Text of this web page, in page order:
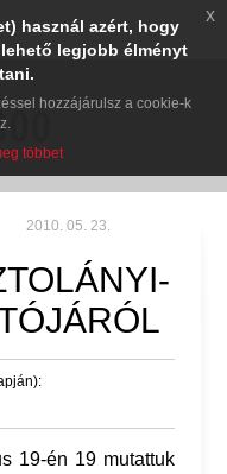
2010. 05. 23.
19-én 19 mutattuk
használ azért, hogy
legjobb élményt
hozzájárulsz a cookie-k
többet
x